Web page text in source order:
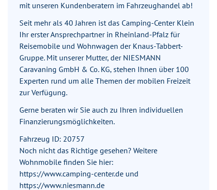
mit unseren Kundenberatern im Fahrzeughandel ab!
Seit mehr als 40 Jahren ist das Camping-Center Klein
Ihr erster Ansprechpartner in Rheinland-Pfalz für
Reisemobile und Wohnwagen der Knaus-Tabbert-
Gruppe. Mit unserer Mutter, der NIESMANN
Caravaning GmbH & Co. KG, stehen Ihnen über 100
Experten rund um alle Themen der mobilen Freizeit
zur Verfügung.
Gerne beraten wir Sie auch zu Ihren individuellen
Finanzierungsmöglichkeiten.
Fahrzeug ID: 20757
Noch nicht das Richtige gesehen? Weitere
Wohnmobile finden Sie hier:
https://www.camping-center.de und
https://www.niesmann.de